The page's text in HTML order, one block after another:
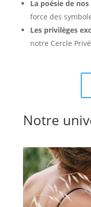
La poésie de
force des
Les privilèges
notre Cercle
Notre